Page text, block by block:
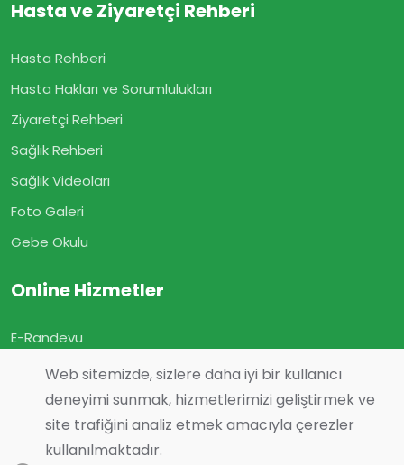
Web sitemizde, sizlere daha iyi bir kullanıcı
deneyimi sunmak, hizmetlerimizi geliştirmek ve
site trafiğini analiz etmek amacıyla çerezler
kullanılmaktadır.
Hasta ve Ziyaretçi Rehberi
Hasta Rehberi
Hasta Hakları ve Sorumlulukları
Ziyaretçi Rehberi
Sağlık Rehberi
Sağlık Videoları
Foto Galeri
Gebe Okulu
Online Hizmetler
E-Randevu
E-Sonuç
E-Geçmiş Olsun
Görüş ve Önerileriniz
Online Muayene